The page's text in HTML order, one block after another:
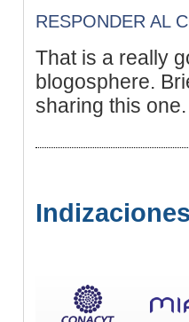
RESPONDER AL
That is a really
blogosphere.
sharing this
Indizaciones